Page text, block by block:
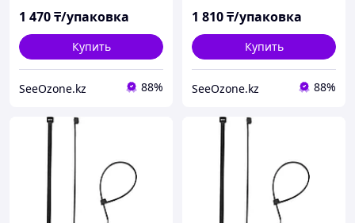
1 470₸/упаковка
Купить
SeeOzone.kz 88%
1 810₸/упаковка
Купить
SeeOzone.kz 88%